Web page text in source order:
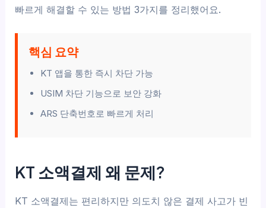
빠르게 해결할 수 있는 방법 3가지를 정리했어요.
핵심 요약
KT 앱을 통한 즉시 차단 가능
USIM 차단 기능으로 보안 강화
ARS 단축번호로 빠르게 처리
KT 소액결제 왜 문제?
KT 소액결제는 편리하지만 의도치 않은 결제 사고가 빈